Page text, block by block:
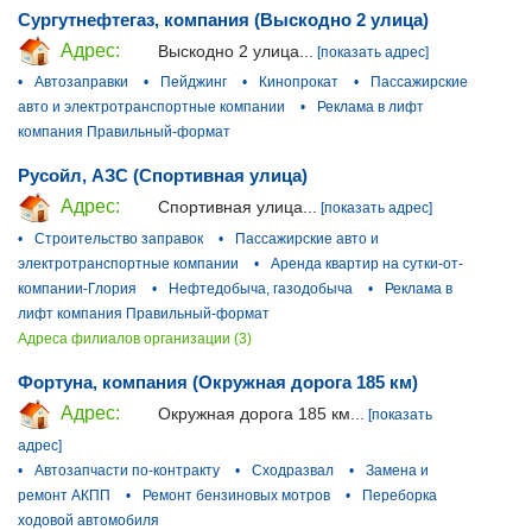
Сургутнефтегаз, компания (Выскодно 2 улица)
Адрес:
Выскодно 2 улица...
[показать адрес]
•
Автозаправки • Пейджинг • Кинопрокат •
Пассажирские
авто и электротранспортные компании
•
Реклама в лифт
компания Правильный-формат
Русойл, АЗС (Спортивная улица)
Адрес:
Спортивная улица... [показать адрес]
•
Строительство заправок •
Пассажирские авто и
электротранспортные компании
•
Аренда квартир на сутки-от-
компании-Глория
• Нефтедобыча, газодобыча •
Реклама в
лифт компания Правильный-формат
Адреса филиалов организации (3)
Фортуна, компания (Окружная дорога 185 км)
Адрес:
Окружная дорога 185 км...
[показать
адрес]
•
Автозапчасти по-контракту • Сходразвал •
Замена и
ремонт АКПП
• Ремонт бензиновых мотров •
Переборка
ходовой автомобиля